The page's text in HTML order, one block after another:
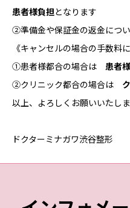
患者様負担となります
②準備金や保証金の返金につ
《キャンセルの場合の手数料
①患者様都合の場合は 患者
②クリニック都合の場合は
以上、よろしくお願いいたしま
ドクターミナガワ渋谷整形